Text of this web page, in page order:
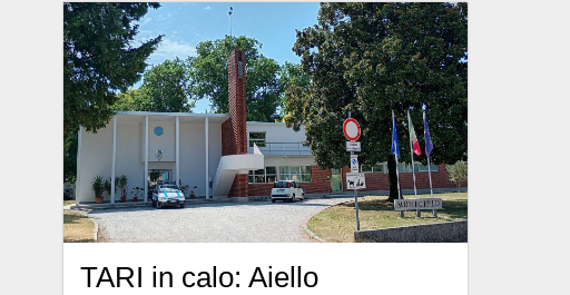
TARI in calo: Aiello